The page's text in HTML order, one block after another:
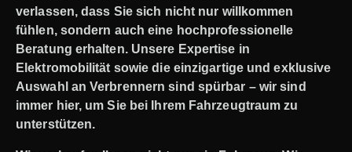
verlassen, dass Sie sich nicht nur willkommen
fühlen, sondern auch eine hochprofessionelle
Beratung erhalten. Unsere Expertise in
Elektromobilität sowie die einzigartige und exklusive
Auswahl an Verbrennern sind spürbar – wir sind
immer hier, um Sie bei Ihrem Fahrzeugtraum zu
unterstützen.